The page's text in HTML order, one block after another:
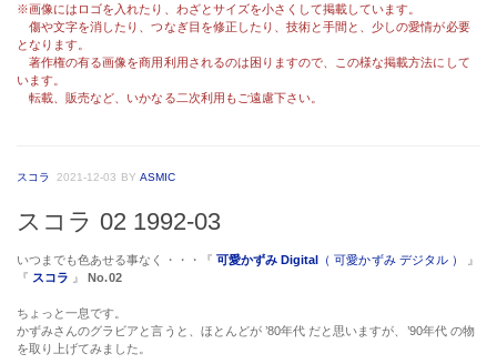
※画像にはロゴを入れたり、わざとサイズを小さくして掲載しています。
傷や文字を消したり、つなぎ目を修正したり、技術と手間と、少しの愛情が必要
となります。
著作権の有る画像を商用利用されるのは困りますので、この様な掲載方法にして
います。
転載、販売など、いかなる二次利用もご遠慮下さい。
スコラ 2021-12-03 BY ASMIC
スコラ 02 1992-03
いつまでも色あせる事なく・・・『 可愛かずみ Digital （ 可愛かずみ デジタル ）
』
『 スコラ 』No.02
ちょっと一息です。
かずみさんのグラビアと言うと、ほとんどが ’80年代 だと思いますが、 ’90年代の物
を取り上げてみました。